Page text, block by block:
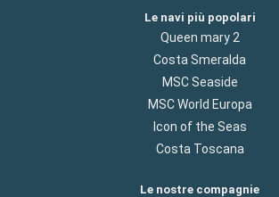
Le navi più popolari
Queen mary 2
Costa Smeralda
MSC Seaside
MSC World Europa
Icon of the Seas
Costa Toscana
Le nostre compagnie